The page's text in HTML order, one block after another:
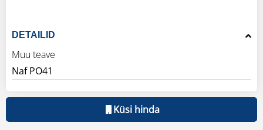
DETAILID
Muu teave
Naf PO41
Küsi hinda